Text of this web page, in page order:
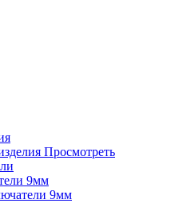
Просмотреть
9мм
9мм